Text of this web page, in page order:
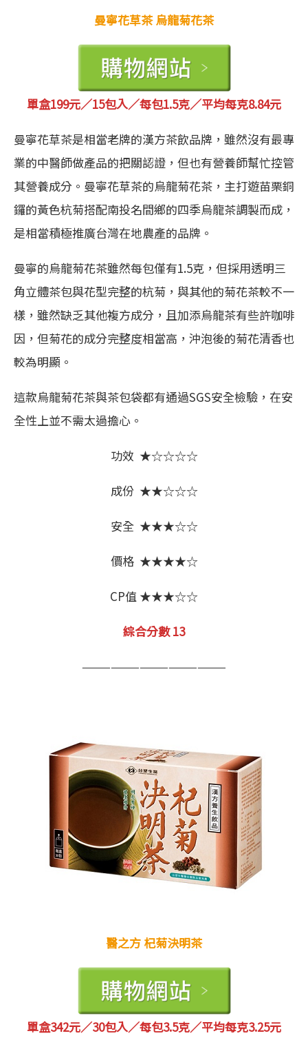
曼寧花草茶 烏龍菊花茶
單盒199元／15包入／每包1.5克／平均每克8.84元
曼寧花草茶是相當老牌的漢方茶飲品牌，雖然沒有最專
業的中醫師做產品的把關認證，但也有營養師幫忙控管
其營養成分。曼寧花草茶的烏龍菊花茶，主打遊苗栗銅
鑼的黃色杭菊搭配南投名間鄉的四季烏龍茶調製而成，
是相當積極推廣台灣在地農產的品牌。
曼寧的烏龍菊花茶雖然每包僅有1.5克，但採用透明三
角立體茶包與花型完整的杭菊，與其他的菊花茶較不一
樣，雖然缺乏其他複方成分，且加添烏龍茶有些許咖啡
因，但菊花的成分完整度相當高，沖泡後的菊花清香也
較為明顯。
這款烏龍菊花茶與茶包袋都有通過SGS安全檢驗，在安
全性上並不需太過擔心。
功效 ★☆☆☆☆
成份 ★★☆☆☆
安全 ★★★☆☆
價格 ★★★★☆
CP值 ★★★☆☆
綜合分數 13
———————————————
醫之方 杞菊決明茶
單盒342元／30包入／每包3.5克／平均每克3.25元